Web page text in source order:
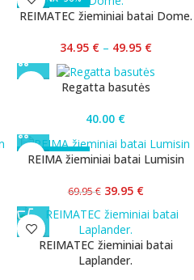
REIMATEC žieminiai batai Dome.
34.95 € – 49.95 €
Regatta basutės
40.00 €
-43%
REIMA žieminiai batai Lumisin
69.95€ 39.95 €
REIMATEC žieminiai batai
Laplander.